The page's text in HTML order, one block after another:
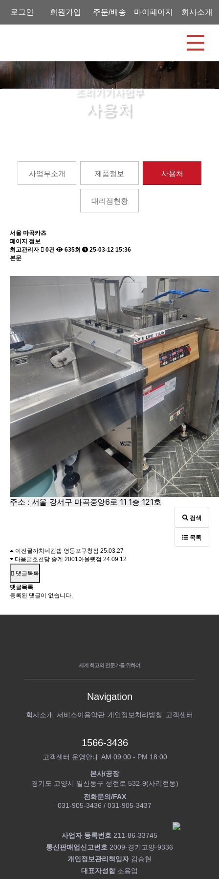
로그인 회원가입 주문/배송 마이페이지 회사소개
조리기기사업부
사용처
사업부소개 제품정보 사용처
대리점현황
서울 마곡카츠
페이지 정보
최고관리자
0건 635회
25-03-12 15:36
본문
주소 : 서울 강서구 마곡중앙6로 11 1층 121호
검색
목록
이전글까치네김밥 영등포구청점 25.03.27
다음글호천당 중계 2001아울렛점 24.09.12
댓글목록
댓글목록
등록된 댓글이 없습니다.
세계 최고의 전문가를 위하여
Navigation
회사소개 서비스이용약관 개인정보처리방침 고객센터
1566-3436
고객센터 운영안내 AM 09:00 - PM 18:00
본사/공장
경기도 고양시 일산동구 성현로 532-9(사리현동)
전화문의/FAX
031-905-3436 / 031-905-3437
사업자 등록번호 211-86-33745
통신판매업신고번호 2009-경기고양-9336
개인정보관리책임자김승현
대표자성함조용업